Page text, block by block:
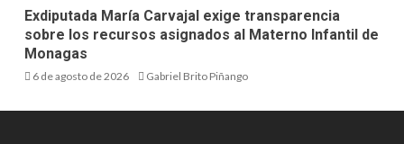
Exdiputada María Carvajal exige transparencia
sobre los recursos asignados al Materno Infantil de
Monagas
6 de agosto de 2026 Gabriel Brito Piñango